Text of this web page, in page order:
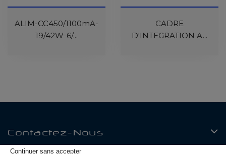
Réapprovisionnement
ALIM-CC450/1100mA-
19/42W-6/...
Réapprovisionnement
CADRE
D'INTEGRATION A...
Contactez-Nous
Continuer sans accepter